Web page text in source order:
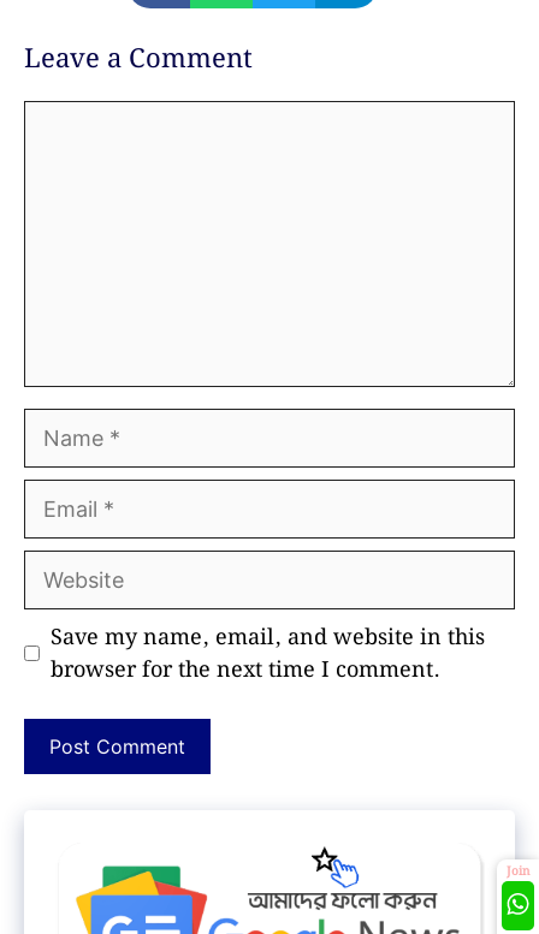
Leave a Comment
Name
Email
Website
Save my name, email, and website in this
browser for the next time I comment.
Join